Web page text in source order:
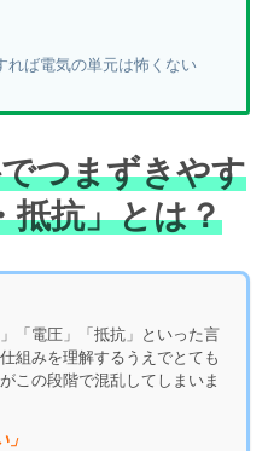
れば電気の単元は怖くない
つまずきやす
抵抗」とは？
「電圧」「抵抗」といった言
組みを理解するうえでとても
この段階で混乱してしまいま
」